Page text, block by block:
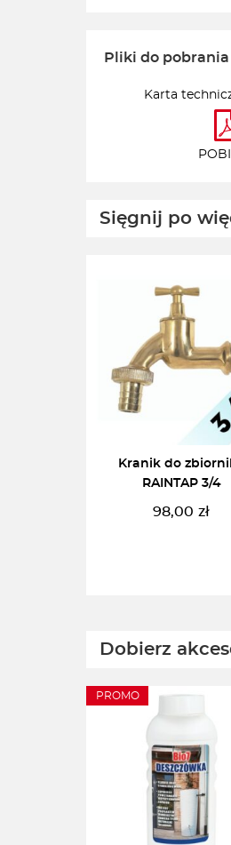
Pliki do pobrania
Karta
Sięgnij po
Kranik do
RAINTAP 3/4
98,00 zł
Dobierz
PROMO